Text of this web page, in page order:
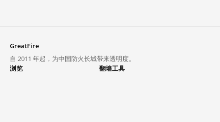
GreatFire
自 2011 年起，为中国防火长城带来透明度。
浏览
翻墙工具